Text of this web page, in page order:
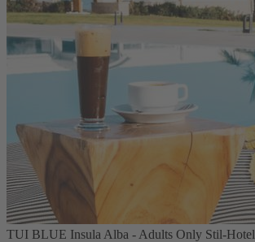
TUI BLUE Insula Alba - Adults Only Stil-Hotel